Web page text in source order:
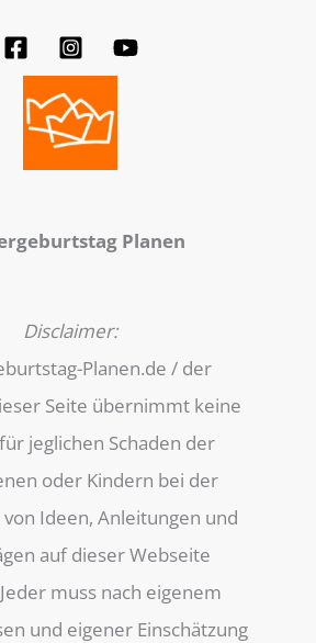
Planen
Disclaimer:
Planen.de / der
Seite übernimmt keine
jeglichen Schaden der
oder Kindern bei der
Ideen, Anleitungen und
auf dieser Webseite
muss nach eigenem
und eigener Einschätzung